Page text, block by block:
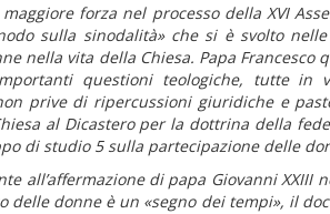
forza nel processo della XVI
sulla sinodalità» che si è svolto
nella vita della Chiesa. Papa Francesco
questioni teologiche, tutte in
prive di ripercussioni giuridiche e
al Dicastero per la dottrina della
di studio 5 sulla partecipazione delle
all’affermazione di papa Giovanni XXIII
delle donne è un «segno dei tempi», il